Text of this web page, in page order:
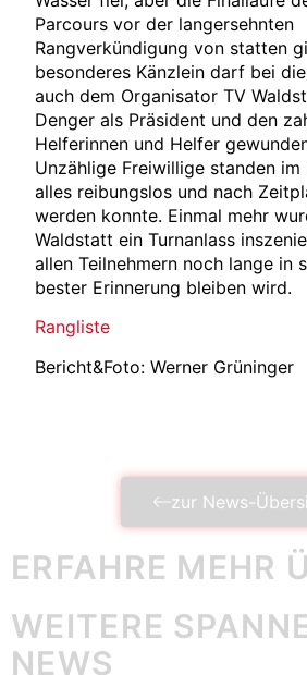
Parcours vor der langersehnten
Rangverkündigung von statten
besonderes Känzlein darf bei
auch dem Organisator TV
Denger als Präsident und den
Helferinnen und Helfer
Unzählige Freiwillige standen im
alles reibungslos und nach
werden konnte. Einmal mehr
Waldstatt ein Turnanlass
allen Teilnehmern noch lange in
bester Erinnerung bleiben wird.
Rangliste
Bericht&Foto: Werner Grüninger
zur News-
ERFAHRE MEHR
WEITERE
NEWS